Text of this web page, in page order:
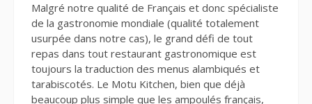
Malgré notre qualité de Français et donc spécialiste
de la gastronomie mondiale (qualité totalement
usurpée dans notre cas), le grand défi de tout
repas dans tout restaurant gastronomique est
toujours la traduction des menus alambiqués et
tarabiscotés. Le Motu Kitchen, bien que déjà
beaucoup plus simple que les ampoulés français,